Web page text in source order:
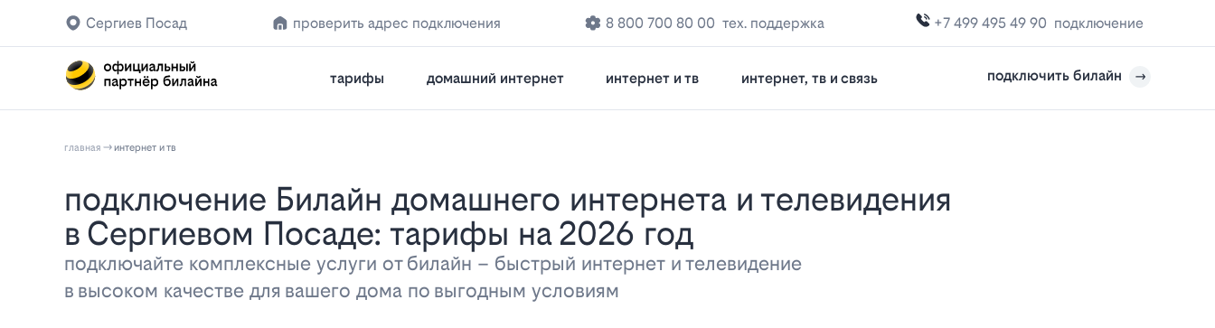
Сергиев Посад проверить адрес подключения 8 800 700 80 00 тех. поддержка +7 499 495 49 90 подключение
тарифы домашний интернет интернет и тв интернет, тв и связь подключить билайн
главная интернет и тв
Подключение Билайн домашнего интернета и телевидения
в Сергиевом Посаде: тарифы на 2026 год
подключайте комплексные услуги от билайн – быстрый интернет и телевидение
в высоком качестве для вашего дома по выгодным условиям